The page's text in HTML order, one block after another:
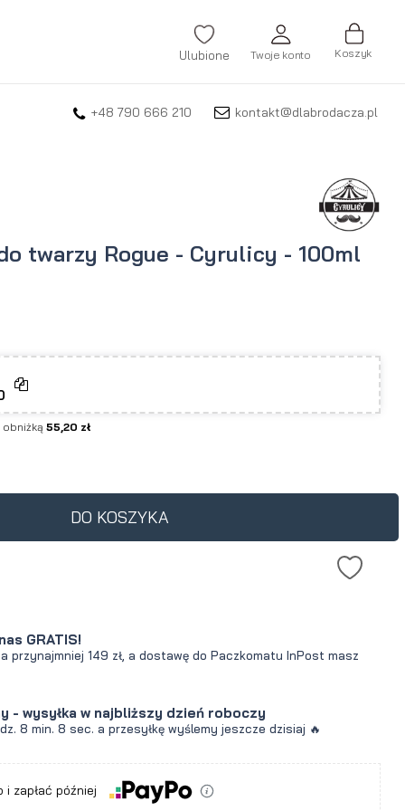
Koszyk
Twoje konto
ZALOGUJ SIĘ
Ulubione
+48 790 666 210 kontakt@dlabrodacza.pl
twarzy Rogue - Cyrulicy - 100ml
obniżką55,20 zł
DO KOSZYKA
GRATIS!
przynajmniej 149 zł, a dostawę do Paczkomatu InPost masz
- wysyłka w najbliższy dzień roboczy
8 min.7 sec. a przesyłkę wyślemy jeszcze dzisiaj 🔥
i zapłać później